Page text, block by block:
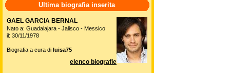
Ultima biografia inserita
GAEL GARCIA BERNAL
Nato a: Guadalajara - Jalisco - Messico
il: 30/11/1978
Biografia a cura di luisa75
elenco biografie